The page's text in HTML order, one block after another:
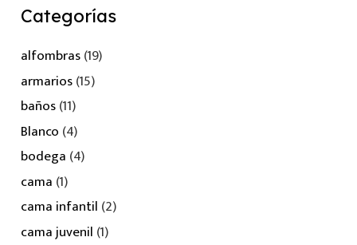
Categorías
alfombras(19)
armarios(15)
baños(11)
Blanco (4)
bodega (4)
cama (1)
cama infantil (2)
cama juvenil (1)